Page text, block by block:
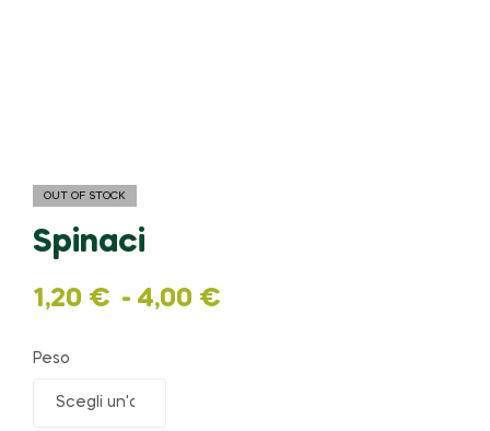
OUT OF STOCK
Spinaci
1,20 € - 4,00 €
Peso